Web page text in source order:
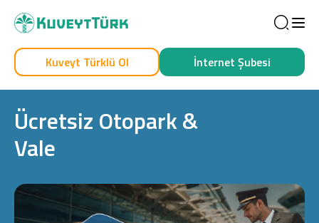
Kendim İçin
Kuveyt Türklü Ol İnternet Şubesi
Ücretsiz Otopark &
Vale